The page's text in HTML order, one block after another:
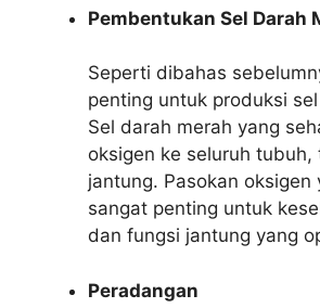
Pembentukan Sel Darah
Seperti dibahas
penting untuk produksi
Sel darah merah yang
oksigen ke seluruh tubuh,
jantung. Pasokan oksigen
sangat penting untuk
dan fungsi jantung yang
Peradangan